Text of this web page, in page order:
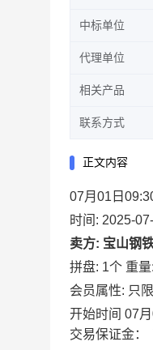
中标单位
代理单位
相关产品
联系方式
正文内容
07月01日
时间: 2025-
卖方: 宝山钢
拼盘: 1个 重量:
会员属性: 只
开始时间 07
交易保证金：